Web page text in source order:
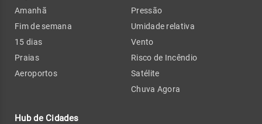
Amanhã
Fim de semana
15 dias
Praias
Aeroportos
Hub de Cidades
Pressão
Umidade relativa
Vento
Risco de Incêndio
Satélite
Chuva Agora